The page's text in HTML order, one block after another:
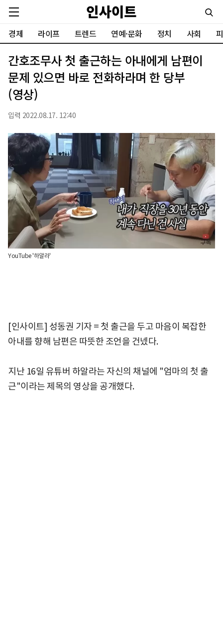
경제 라이프 트렌드 연예·문화 정치 사회
간호조무사 첫 출근하는 아내에게 남편이
문제 있으면 바로 전화하라며 한 당부
(영상)
입력 2022.08.17. 12:40
YouTube '하알라'
[인사이트] 성동권 기자 = 첫 출근을 두고 마음이 복잡한
아내를 향해 남편은 따뜻한 조언을 건넸다.
지난 16일 유튜버 하알라는 자신의 채널에 "엄마의 첫 출
근"이라는 제목의 영상을 공개했다.